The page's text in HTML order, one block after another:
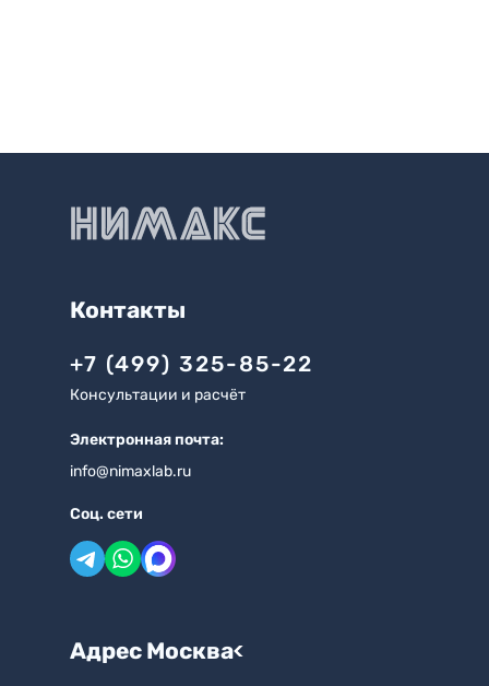
Контакты
+7 (499) 325-85-22
Консультации и расчёт
Электронная почта:
info@nimaxlab.ru
Соц. сети
Адрес Москва